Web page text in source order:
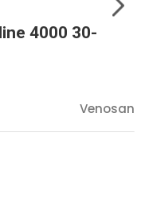
4000 30-
Venosan